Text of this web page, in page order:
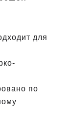
для
по